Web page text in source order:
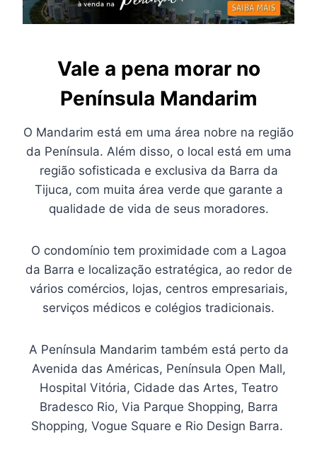
Vale a pena morar no
Península Mandarim
O Mandarim está em uma área nobre na região
da Península. Além disso, o local está em uma
região sofisticada e exclusiva da Barra da
Tijuca, com muita área verde que garante a
qualidade de vida de seus moradores.
O condomínio tem proximidade com a Lagoa
da Barra e localização estratégica, ao redor de
vários comércios, lojas, centros empresariais,
serviços médicos e colégios tradicionais.
A Península Mandarim também está perto da
Avenida das Américas, Península Open Mall,
Hospital Vitória, Cidade das Artes, Teatro
Bradesco Rio, Via Parque Shopping, Barra
Shopping, Vogue Square e Rio Design Barra.